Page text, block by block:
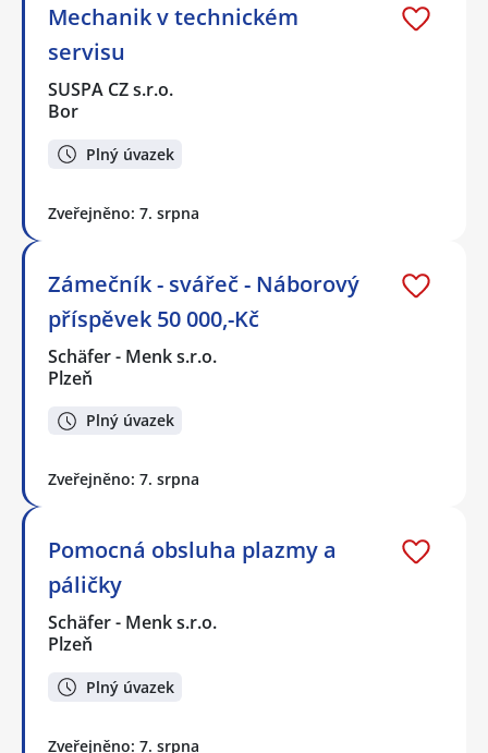
Mechanik v technickém
servisu
SUSPA CZ s.r.o.
Bor
Plný úvazek
Zveřejněno: 7. srpna
Zámečník - svářeč - Náborový
příspěvek 50 000,-Kč
Schäfer - Menk s.r.o.
Plzeň
Plný úvazek
Zveřejněno: 7. srpna
Pomocná obsluha plazmy a
páličky
Schäfer - Menk s.r.o.
Plzeň
Plný úvazek
Zveřejněno: 7. srpna